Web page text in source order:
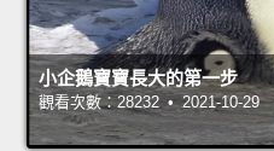
小企鵝寶寶長大的第一步
觀看次數：28232 • 2021-10-29